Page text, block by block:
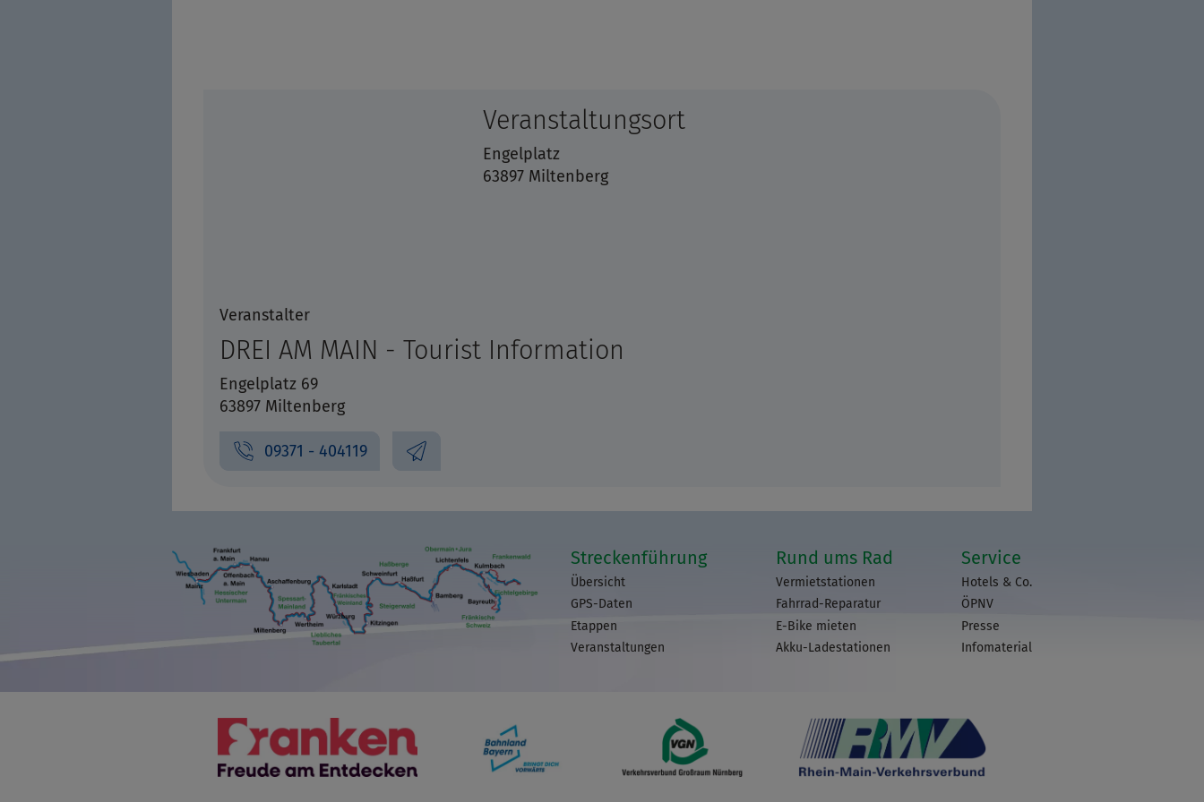
Veranstaltungsort
Engelplatz
63897 Miltenberg
Veranstalter
DREI AM MAIN - Tourist Information
Engelplatz 69
63897 Miltenberg
09371 - 404119
Streckenführung
Übersicht
GPS-Daten
Etappen
Veranstaltungen
Rund ums Rad
Vermietstationen
Fahrrad-Reparatur
E-Bike mieten
Akku-Ladestationen
Service
Hotels & Co.
ÖPNV
Presse
Infomaterial